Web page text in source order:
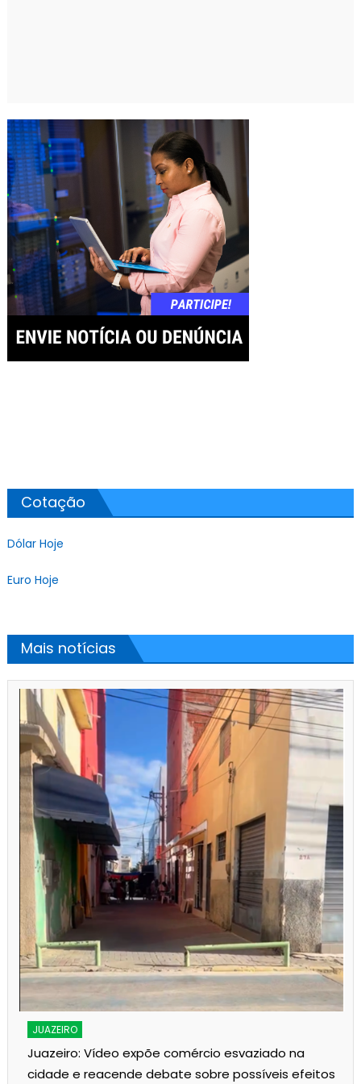
Cotação
Dólar Hoje
Euro Hoje
Mais notícias
JUAZEIRO
Juazeiro: Vídeo expõe comércio esvaziado na
cidade e reacende debate sobre possíveis efeitos